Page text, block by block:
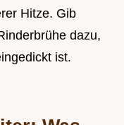
Hitze. Gib
dazu,
ist.